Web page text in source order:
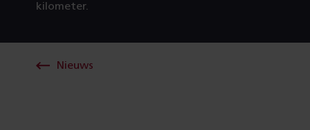
kilometer.
Nieuws